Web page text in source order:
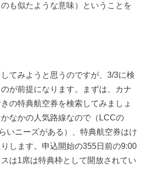
も似たような意味）ということを
てみようと思うのですが、3/3に検
が前提になります。まずは、カナ
の特典航空券を検索してみましょ
なかの人気路線なので（LCCの
いニーズがある）、特典航空券はけ
します。申込開始の355日前の9:00
は1席は特典枠として開放されてい